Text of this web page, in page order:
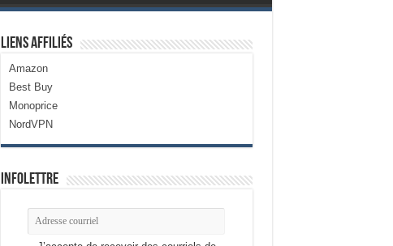
Liens Affiliés
Amazon
Best Buy
Monoprice
NordVPN
Infolettre